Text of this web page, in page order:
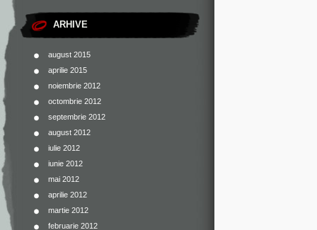
ARHIVE
august 2015
aprilie 2015
noiembrie 2012
octombrie 2012
septembrie 2012
august 2012
iulie 2012
iunie 2012
mai 2012
aprilie 2012
martie 2012
februarie 2012